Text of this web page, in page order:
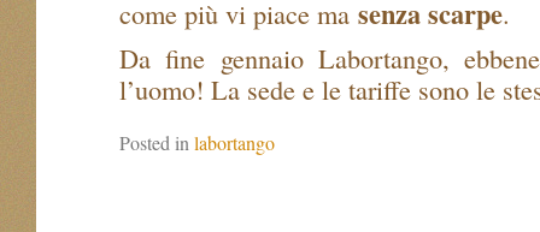
come più vi piace ma senza scarpe.
Da fine gennaio Labortango,
l’uomo! La sede e le tariffe sono le
Posted in labortango